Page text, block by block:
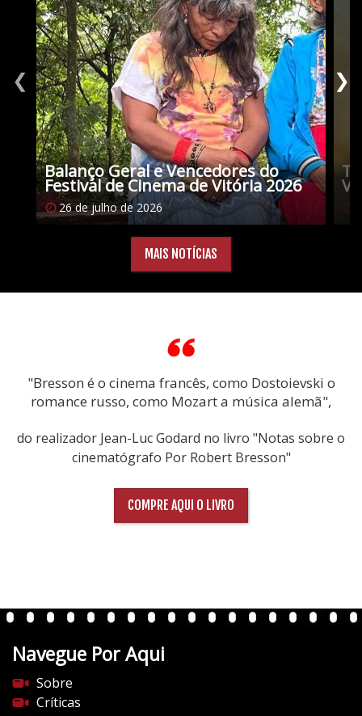
Balanço Geral e Vencedores do
Festival de Cinema de Vitória 2026
26 de julho de 2026
❮ ❯
MAIS NOTÍCIAS
"Bresson é o cinema francês, como Dostoievski o
romance russo, como Mozart a música alemã",
do realizador Jean-Luc Godard no livro "Notas sobre o
cinematógrafo Por Robert Bresson"
COMPRE AQUI O LIVRO
Navegue Por Aqui
Sobre
Críticas